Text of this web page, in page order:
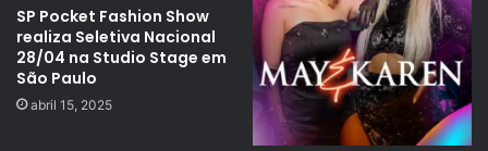
SP Pocket Fashion Show
realiza Seletiva Nacional
28/04 na Studio Stage em
São Paulo
abril 15, 2025